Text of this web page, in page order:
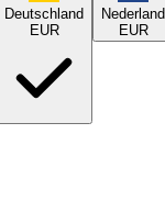
Deutschland
EUR
Nederland
EUR